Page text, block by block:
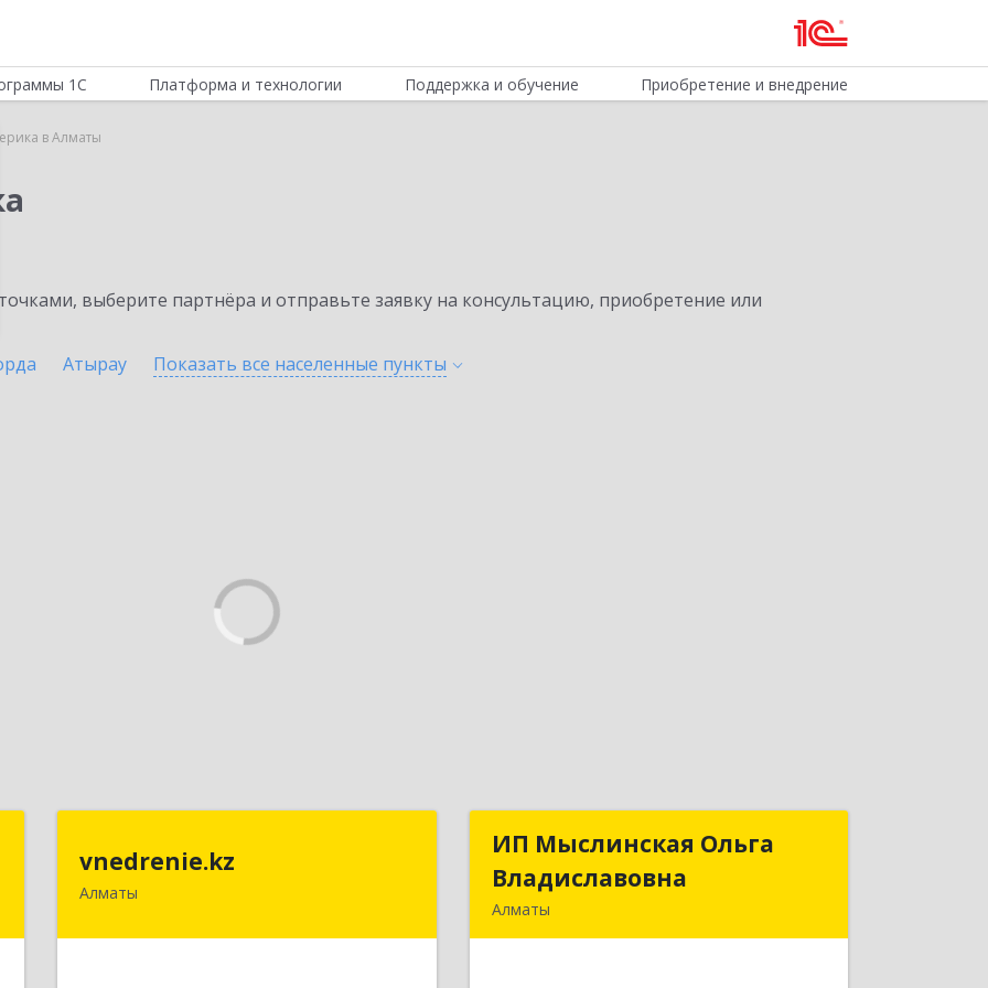
1С Платформа и технологии Поддержка и обучение Приобретение и внедрение
в Алматы
выберите партнёра и отправьте заявку на консультацию, приобретение или
Атырау Показать все населенные пункты
vnedrenie.kz
Алматы
Казахстан, г.Алматы, ул.Прокофьева
ИП Мыслинская Ольга
Владиславовна
Алматы
ИП Мыслинская Ольга
Владиславовна